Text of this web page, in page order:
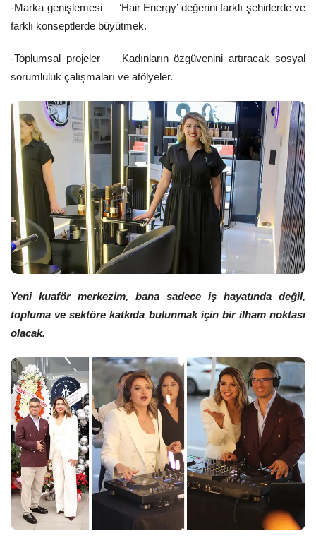
-Marka genişlemesi — ‘Hair Energy’ değerini farklı şehirlerde ve
farklı konseptlerde büyütmek.
-Toplumsal projeler — Kadınların özgüvenini artıracak sosyal
sorumluluk çalışmaları ve atölyeler.
Yeni kuaför merkezim, bana sadece iş hayatında değil,
topluma ve sektöre katkıda bulunmak için bir ilham noktası
olacak.